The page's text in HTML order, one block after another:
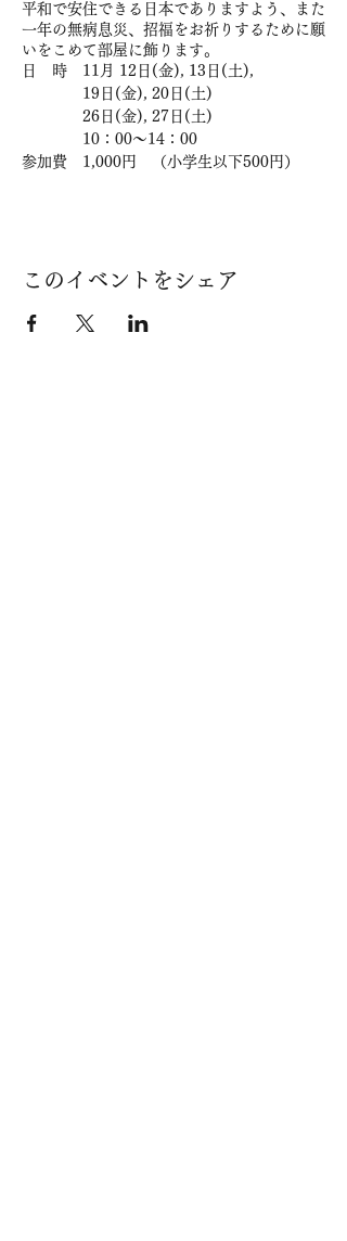
平和で安住できる日本でありますよう、また
一年の無病息災、招福をお祈りするために願
いをこめて部屋に飾ります。
日 時 11月 12日(金), 13日(土),
19日(金), 20日(土)
26日(金), 27日(土)
10：00～14：00
参加費 1,000円 （小学生以下500円）
願いします。
＊必要な道具はこちらで用意いたします。
申込用紙
https://bit.ly/3vEFCsL
このイベントをシェア